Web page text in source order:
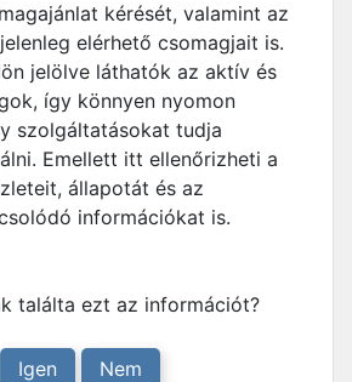
kérését, valamint az
elérhető csomagjait is.
jelölve láthatók az aktív és
így könnyen nyomon
szolgáltatásokat tudja
Emellett itt ellenőrizheti a
állapotát és az
információkat is.
találta ezt az információt?
Igen Nem